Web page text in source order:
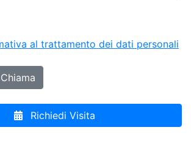
al trattamento dei dati personali
Chiama
Richiedi Visita